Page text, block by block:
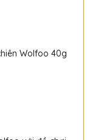
Wolfoo 40g